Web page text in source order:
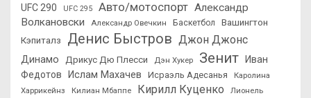
UFC 290 UFC 295 Авто/мотоспорт Александр
Волкановски
Александр Овечкин Баскетбол
Вашингтон
Кэпиталз
Денис Быстров Джон Джонс
Динамо Дрикус Дю Плесси Дэн Хукер Зенит
Иван
Федотов
Ислам Махачев Исраэль Адесанья
Каролина
Харрикейнз
Килиан Мбаппе Кирилл Куценко
Лионель